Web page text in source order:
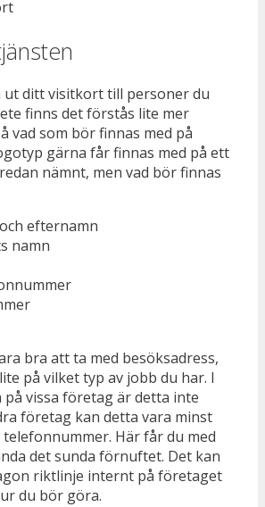
ut ditt visitkort till personer du
finns det förstås lite mer
vad som bör finnas med på
gärna får finnas med på ett
nämnt, men vad bör finnas
efternamn
namn
bra att ta med besöksadress,
på vilket typ av jobb du har. I
på vissa företag är detta inte
företag kan detta vara minst
Här får du med
det sunda förnuftet. Det kan
riktlinje internt på företaget
du bör göra.